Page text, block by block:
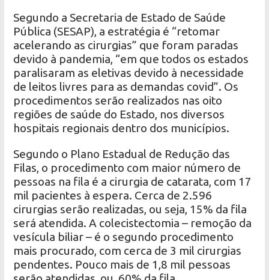
Segundo a Secretaria de Estado de Saúde
Pública (SESAP), a estratégia é “retomar
acelerando as cirurgias” que foram paradas
devido à pandemia, “em que todos os estados
paralisaram as eletivas devido à necessidade
de leitos livres para as demandas covid”. Os
procedimentos serão realizados nas oito
regiões de saúde do Estado, nos diversos
hospitais regionais dentro dos municípios.
Segundo o Plano Estadual de Redução das
Filas, o procedimento com maior número de
pessoas na fila é a cirurgia de catarata, com 17
mil pacientes à espera. Cerca de 2.596
cirurgias serão realizadas, ou seja, 15% da fila
será atendida. A colecistectomia – remoção da
vesícula biliar – é o segundo procedimento
mais procurado, com cerca de 3 mil cirurgias
pendentes. Pouco mais de 1,8 mil pessoas